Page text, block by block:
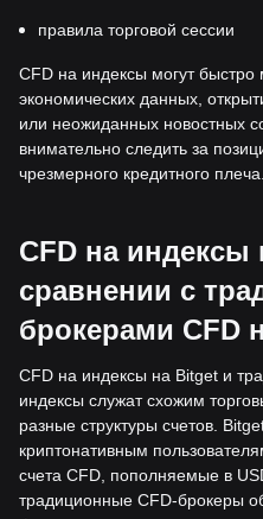
правила торговой сессии
CFD на индексы могут
экономических данных,
или неожиданных новостных
внимательно следить за
чрезмерного кредитного плеча.
CFD на индексы
сравнении с
брокерами CFD
CFD на индексы на Bitget и
индексы служат схожим
разные структуры счетов.
криптонативным
счета CFD, пополняемые в
традиционные CFD-брокеры